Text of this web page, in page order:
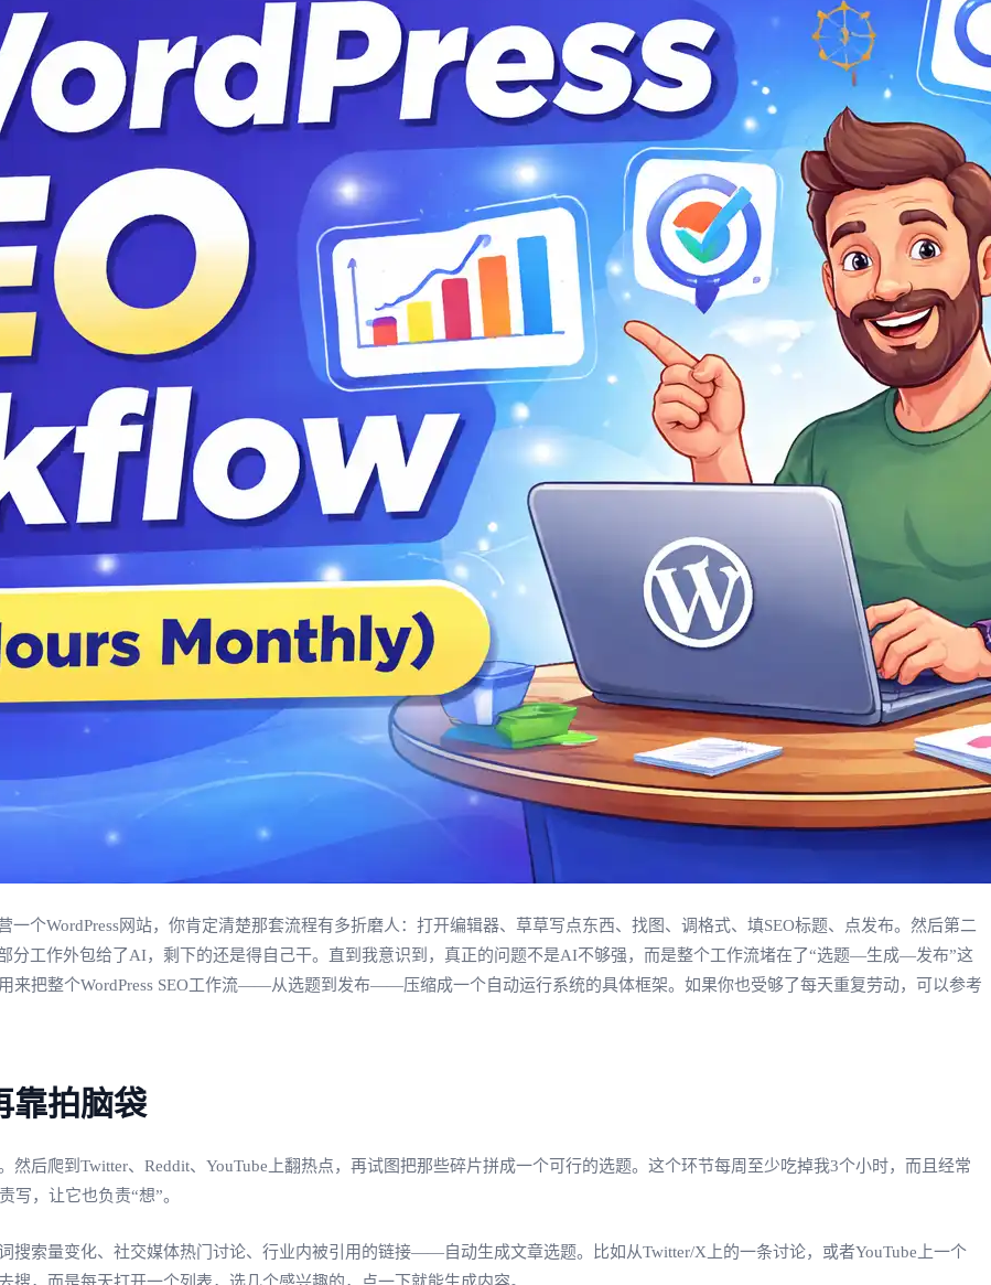
个WordPress网站，你肯定清楚那套流程有多折磨人：打开编辑器、草草写点东西、找图、调格式、填SEO标题、点发布。然后第二
分工作外包给了AI，剩下的还是得自己干。直到我意识到，真正的问题不是AI不够强，而是整个工作流堵在了“选题—生成—发布”这
来把整个WordPress SEO工作流——从选题到发布——压缩成一个自动运行系统的具体框架。如果你也受够了每天重复劳动，可以参考
靠拍脑袋
后爬到Twitter、Reddit、YouTube上翻热点，再试图把那些碎片拼成一个可行的选题。这个环节每周至少吃掉我3个小时，而且经常
，让它也负责“想”。
索量变化、社交媒体热门讨论、行业内被引用的链接——自动生成文章选题。比如从Twitter/X上的一条讨论，或者YouTube上一个